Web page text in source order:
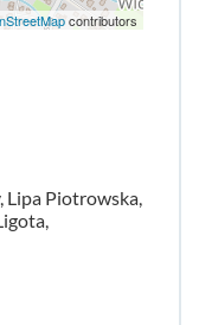
contributors
Lipa Piotrowska,